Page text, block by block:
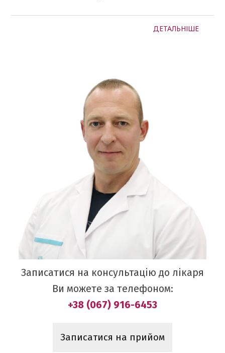
ДЕТАЛЬНІШЕ
Записатися на консультацію до лікаря
Ви можете за телефоном:
+38 (067) 916-6453
Записатися на прийом